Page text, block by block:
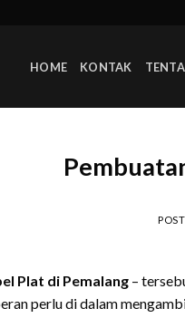
HOME KONTAK
Plat di Pemalang –
perlu di dalam